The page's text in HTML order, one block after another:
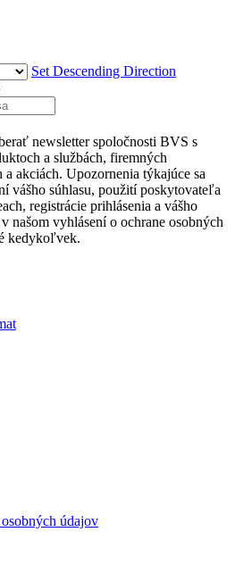
Set Descending Direction
newsletter spoločnosti BVS s
a službách, firemných
akciách. Upozornenia týkajúce sa
vášho súhlasu, použití poskytovateľa
registrácie prihlásenia a vášho
našom vyhlásení o ochrane osobných
kedykoľvek.
údajov